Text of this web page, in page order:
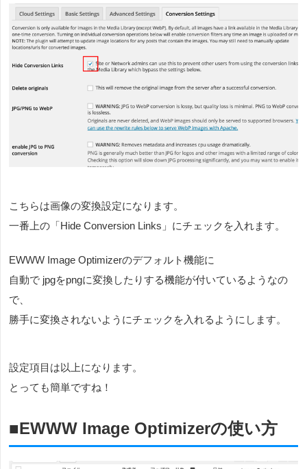
こちらは画像の変換設定になります。
一番上の「Hide Conversion Links」にチェックを入れます。
EWWW Image Optimizerのデフォルト機能に
自動で jpgをpngに変換したりする機能が付いているようなの
で、
勝手に変換されないようにチェックを入れるようにします。
設定項目は以上になります。
とっても簡単ですね！
■EWWW Image Optimizerの使い方